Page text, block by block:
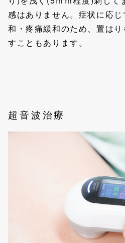
感はありません。症状に応
和・疼痛緩和のため、置は
すこともあります。
超音波治療